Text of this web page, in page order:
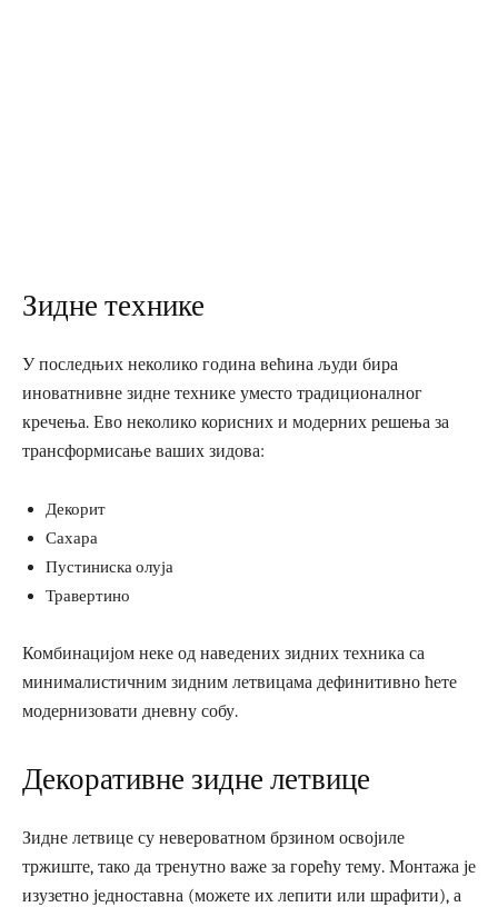
Зидне технике
У последњих неколико година већина људи бира
иноватнивне зидне технике уместо традиционалног
кречења. Ево неколико корисних и модерних решења за
трансформисање ваших зидова:
Декорит
Сахара
Пустиниска олуја
Травертино
Комбинацијом неке од наведених зидних техника са
минималистичним зидним летвицама дефинитивно ћете
модернизовати дневну собу.
Декоративне зидне летвице
Зидне летвице су невероватном брзином освојиле
тржиште, тако да тренутно важе за горећу тему. Монтажа је
изузетно једноставна (можете их лепити или шрафити), а